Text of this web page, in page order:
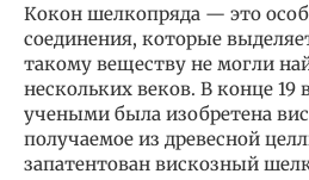
Кокон шелкопряда — это
соединения, которые
такому веществу не могли
нескольких веков. В конце 19
учеными была изобретена
получаемое из древесной
запатентован вискозный